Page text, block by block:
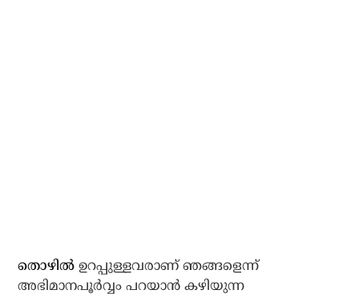
തൊഴില്‍ ഉറപ്പുള്ളവരാണ് ഞങ്ങളെന്ന്
അഭിമാനപൂര്‍വ്വം പറയാന്‍ കഴിയുന്ന